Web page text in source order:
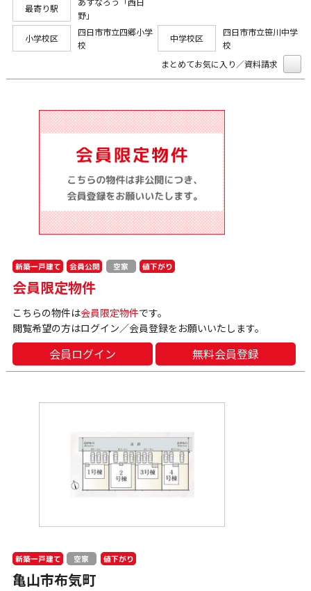
最寄り駅
野」
小学校区
四日市市立四郷小学
校
中学校区
四日市市立笹川中学
校
まとめてお気に入り／資料請求
新築一戸建て 会員公開 空家 値下がり
会員限定物件
こちらの物件は会員限定物件です。
閲覧希望の方はログイン／会員登録をお願いいたします。
会員ログイン 無料会員登録
新築一戸建て 空家 値下がり
亀山市布気町